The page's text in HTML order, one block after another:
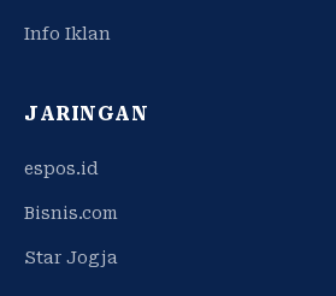
Info Iklan
JARINGAN
espos.id
Bisnis.com
Star Jogja